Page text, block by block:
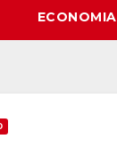
ECONOMIA